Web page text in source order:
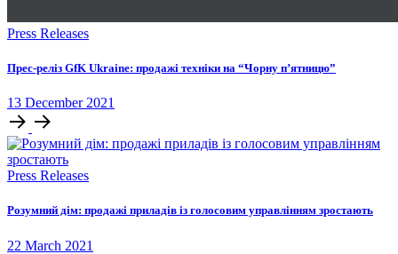
Press Releases
Прес-реліз GfK Ukraine: продажі техніки на “Чорну п’ятницю”
13 December 2021
Press Releases
Розумний дім: продажі приладів із голосовим управлінням зростають
22 March 2021